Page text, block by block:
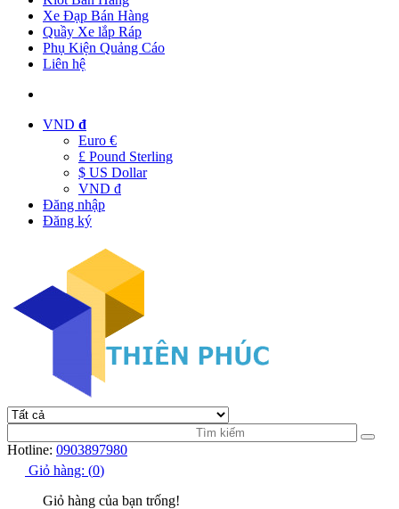
Xe Đạp Bán Hàng
Quầy Xe lắp Ráp
Phụ Kiện Quảng Cáo
Liên hệ
VND đ
Euro €
£ Pound Sterling
$ US Dollar
VND đ
Đăng nhập
Đăng ký
Hotline: 0903897980
Giỏ hàng: (0)
Giỏ hàng của bạn trống!